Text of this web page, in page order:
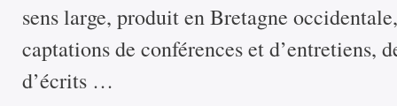
sens large, produit en Bretagne
captations de conférences et d’entretiens,
d’écrits …